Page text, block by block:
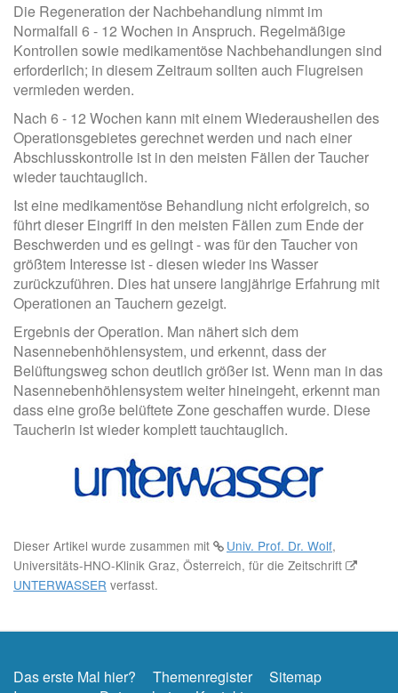
Die Regeneration der Nachbehandlung nimmt im
Normalfall 6 - 12 Wochen in Anspruch. Regelmäßige
Kontrollen sowie medikamentöse Nachbehandlungen sind
erforderlich; in diesem Zeitraum sollten auch Flugreisen
vermieden werden.
Nach 6 - 12 Wochen kann mit einem Wiederausheilen des
Operationsgebietes gerechnet werden und nach einer
Abschlusskontrolle ist in den meisten Fällen der Taucher
wieder tauchtauglich.
Ist eine medikamentöse Behandlung nicht erfolgreich, so
führt dieser Eingriff in den meisten Fällen zum Ende der
Beschwerden und es gelingt - was für den Taucher von
größtem Interesse ist - diesen wieder ins Wasser
zurückzuführen. Dies hat unsere langjährige Erfahrung mit
Operationen an Tauchern gezeigt.
Ergebnis der Operation. Man nähert sich dem
Nasennebenhöhlensystem, und erkennt, dass der
Belüftungsweg schon deutlich größer ist. Wenn man in das
Nasennebenhöhlensystem weiter hineingeht, erkennt man
dass eine große belüftete Zone geschaffen wurde. Diese
Taucherin ist wieder komplett tauchtauglich.
Dieser Artikel wurde zusammen mit Univ. Prof. Dr. Wolf,
Universitäts-HNO-Klinik Graz, Österreich, für die Zeitschrift
UNTERWASSER verfasst.
Das erste Mal hier? Themenregister
Sitemap